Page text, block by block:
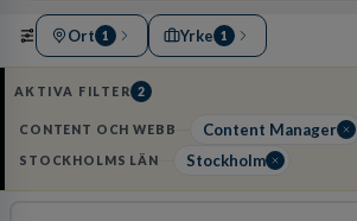
Ort 1 Yrke 1
AKTIVA FILTER 2
CONTENT OCH WEBB Content Manager
STOCKHOLMS LÄN Stockholm